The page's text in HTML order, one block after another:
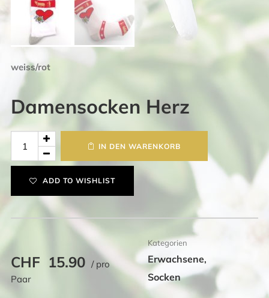
weiss/rot
Damensocken Herz
Damensocken
IN DEN WARENKORB
ADD TO WISHLIST
CHF 15.90 / pro
Paar
Kategorien
Erwachsene,
Socken